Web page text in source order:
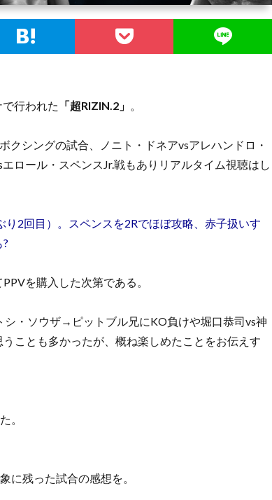
行われた 「超RIZIN.2」
クシングの試合、ノニト・ドネアvsアレハンドロ・
ロール・スペンスJr.戦もありリアルタイム視聴はし
2回目）。スペンスを2Rでほぼ攻略、赤子扱いす
を購入した次第である。
・ソウザ→ピットブル兄にKO負けや堀口恭司vs神
ことも多かったが、概ね楽しめたことをお伝えす
。
に残った試合の感想を。